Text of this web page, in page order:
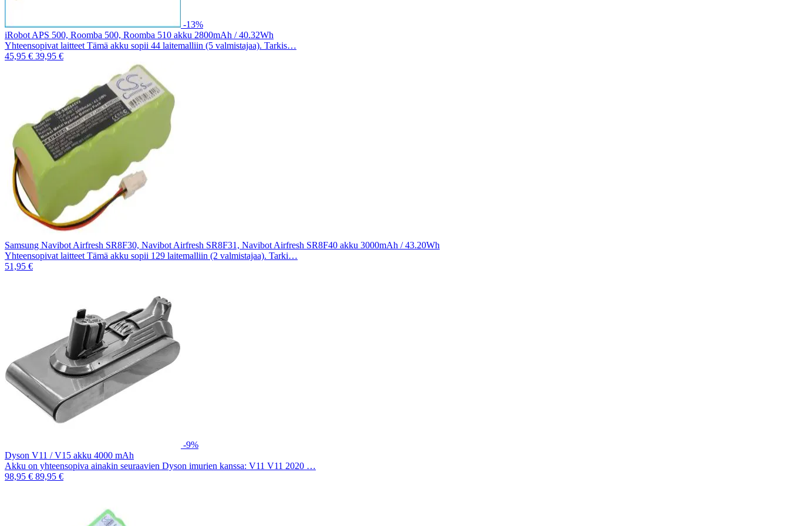
-13%
iRobot APS 500, Roomba 500, Roomba 510 akku 2800mAh / 40.32Wh
Yhteensopivat laitteet Tämä akku sopii 44 laitemalliin (5 valmistajaa). Tarkis…
45,95 € 39,95 €
Samsung Navibot Airfresh SR8F30, Navibot Airfresh SR8F31, Navibot Airfresh SR8F40 akku 3000mAh / 43.20Wh
Yhteensopivat laitteet Tämä akku sopii 129 laitemalliin (2 valmistajaa). Tarki…
51,95 €
-9%
Dyson V11 / V15 akku 4000 mAh
Akku on yhteensopiva ainakin seuraavien Dyson imurien kanssa: V11 V11 2020 …
98,95 € 89,95 €